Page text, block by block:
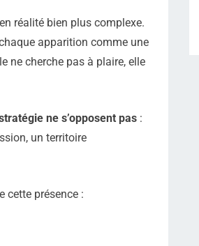
réalité bien plus complexe.
apparition comme une
ne cherche pas à plaire, elle
ne s’opposent pas :
un territoire
cette présence :